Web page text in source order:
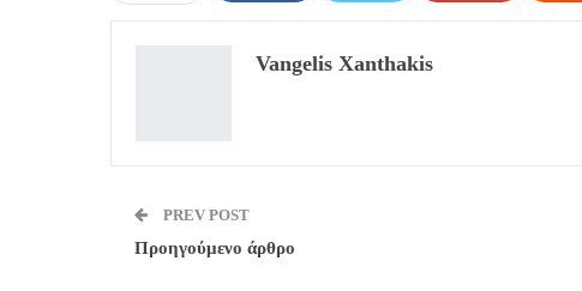
Vangelis Xanthakis
PREV POST
Προηγούμενο άρθρο